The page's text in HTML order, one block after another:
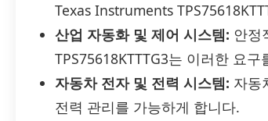
Texas Instruments
산업 자동화 및 제어 시스템: 안정
TPS75618KTTTG3는 이러한 요구
자동차 전자 및 전력 시스템: 자동
전력 관리를 가능하게 합니다.